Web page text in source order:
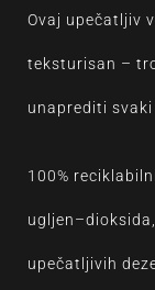
Ovaj upečatljiv
teksturisan –
unaprediti svaki
100%
upečatljivih